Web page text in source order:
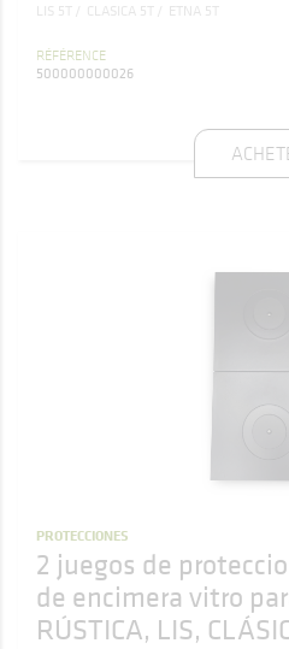
LIS 5T CLASICA 5T ETNA 5T
RÉFÉRENCE
500000000026
PROTECCIONES
2 juegos de
de encimera vitro
RÚSTICA, LIS,